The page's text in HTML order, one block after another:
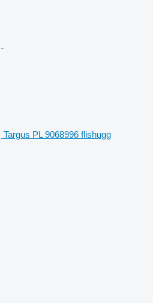
Targus PL 9068996 flishugg